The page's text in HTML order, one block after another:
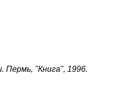
Пермь, "Книга", 1996.